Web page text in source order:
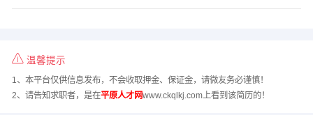
温馨提示
1、本平台仅供信息发布，不会收取押金、保证金，请微友务必谨慎！
2、请告知求职者，是在平原人才网www.ckqlkj.com上看到该简历的！